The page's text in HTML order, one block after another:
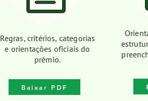
Regras, critérios, categorias
e orientações oficiais do
prêmio.
Baixar PDF